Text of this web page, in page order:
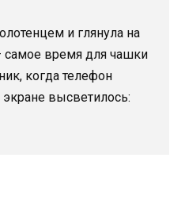
и глянула на
самое время для чашки
когда телефон
высветилось: